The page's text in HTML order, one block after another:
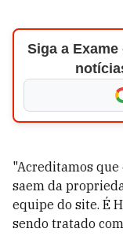
Siga a
"Acreditamos
saem da
equipe do site. É
sendo tratado